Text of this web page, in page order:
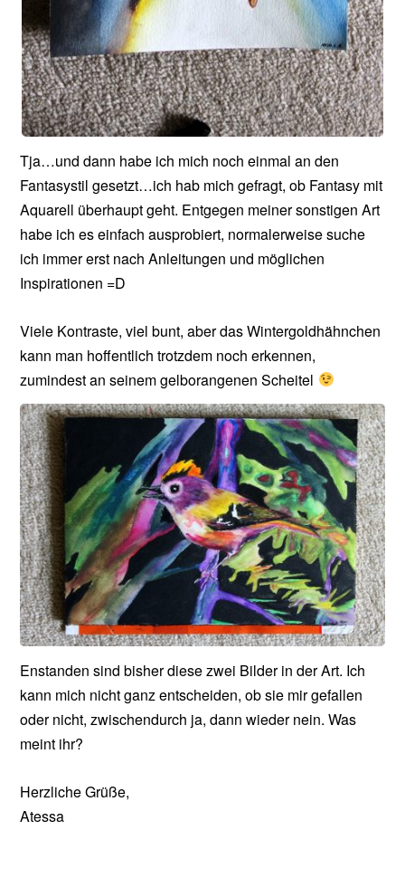
Tja…und dann habe ich mich noch einmal an den
Fantasystil gesetzt…ich hab mich gefragt, ob Fantasy mit
Aquarell überhaupt geht. Entgegen meiner sonstigen Art
habe ich es einfach ausprobiert, normalerweise suche
ich immer erst nach Anleitungen und möglichen
Inspirationen =D
Viele Kontraste, viel bunt, aber das Wintergoldhähnchen
kann man hoffentlich trotzdem noch erkennen,
zumindest an seinem gelborangenen Scheitel
Enstanden sind bisher diese zwei Bilder in der Art. Ich
kann mich nicht ganz entscheiden, ob sie mir gefallen
oder nicht, zwischendurch ja, dann wieder nein. Was
meint ihr?
Herzliche Grüße,
Atessa